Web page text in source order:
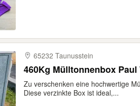
65232 Taunusstein
460Kg Mülltonnenbox
Zu verschenken eine hochwertige
Diese verzinkte Box ist ideal,...